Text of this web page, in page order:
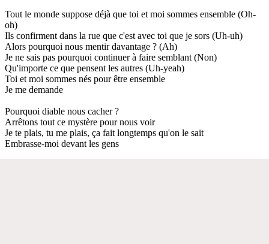
Tout le monde suppose déjà que toi et moi sommes ensemble (Oh-
oh)
Ils confirment dans la rue que c'est avec toi que je sors (Uh-uh)
Alors pourquoi nous mentir davantage ? (Ah)
Je ne sais pas pourquoi continuer à faire semblant (Non)
Qu'importe ce que pensent les autres (Uh-yeah)
Toi et moi sommes nés pour être ensemble
Je me demande
Pourquoi diable nous cacher ?
Arrêtons tout ce mystère pour nous voir
Je te plais, tu me plais, ça fait longtemps qu'on le sait
Embrasse-moi devant les gens